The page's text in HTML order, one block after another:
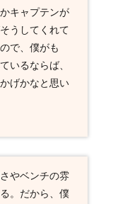
キャプテンが
うしてくれて
で、僕がも
いるならば、
げかなと思い
やベンチの雰
。だから、僕